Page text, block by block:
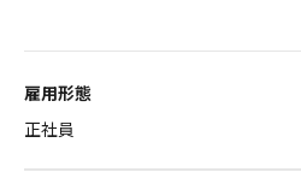
雇用形態
正社員